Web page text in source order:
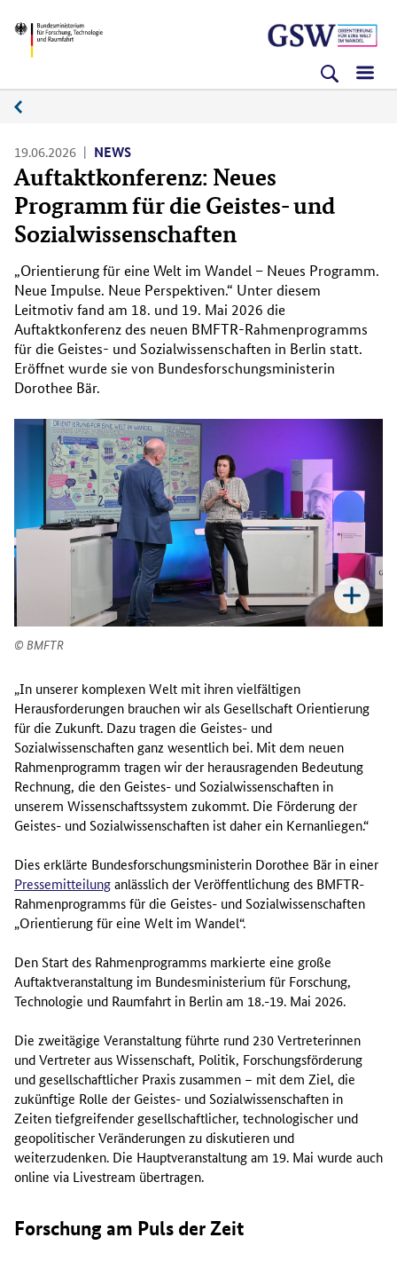
zum
(Eingabetaste)
zum
(Eingabetaste)
zur
(Eingabetaste)
BMFTR
19.06.2026 NEWS
Auftaktkonferenz: Neues
Programm für die Geistes- und
Sozialwissenschaften
„Orientierung für eine Welt im Wandel – Neues Programm.
Neue Impulse. Neue Perspektiven.“ Unter diesem
Leitmotiv fand am 18. und 19. Mai 2026 die
Auftaktkonferenz des neuen BMFTR-Rahmenprogramms
für die Geistes- und Sozialwissenschaften in Berlin statt.
Eröffnet wurde sie von Bundesforschungsministerin
Dorothee Bär.
BMFTR
„In unserer komplexen Welt mit ihren vielfältigen
Herausforderungen brauchen wir als Gesellschaft Orientierung
für die Zukunft. Dazu tragen die Geistes- und
Sozialwissenschaften ganz wesentlich bei. Mit dem neuen
Rahmenprogramm tragen wir der herausragenden Bedeutung
Rechnung, die den Geistes- und Sozialwissenschaften in
unserem Wissenschaftssystem zukommt. Die Förderung der
Geistes- und Sozialwissenschaften ist daher ein Kernanliegen.“
Dies erklärte Bundesforschungsministerin Dorothee Bär in einer
Pressemitteilunganlässlich der Veröffentlichung des BMFTR-
Rahmenprogramms für die Geistes- und Sozialwissenschaften
„Orientierung für eine Welt im Wandel“.
Den Start des Rahmenprogramms markierte eine große
Auftaktveranstaltung im Bundesministerium für Forschung,
Technologie und Raumfahrt in Berlin am 18.-19. Mai 2026.
Die zweitägige Veranstaltung führte rund 230 Vertreterinnen
und Vertreter aus Wissenschaft, Politik, Forschungsförderung
und gesellschaftlicher Praxis zusammen – mit dem Ziel, die
zukünftige Rolle der Geistes- und Sozialwissenschaften in
Zeiten tiefgreifender gesellschaftlicher, technologischer und
geopolitischer Veränderungen zu diskutieren und
weiterzudenken. Die Hauptveranstaltung am 19. Mai wurde auch
online via Livestream übertragen.
Forschung am Puls der Zeit